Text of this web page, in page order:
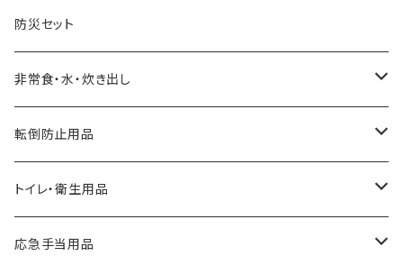
缶詰
クッキー、ビスケット
防災セット
非常食・水・炊き出し
アルファ化米
パスタ
スープ
転倒防止用品
耐震マット
転倒防止用具
トイレ・衛生用品
Letito
応急手当用品